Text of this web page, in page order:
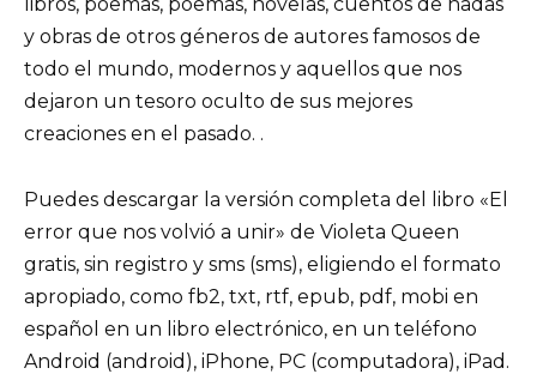
libros, poemas, poemas, novelas, cuentos de hadas
y obras de otros géneros de autores famosos de
todo el mundo, modernos y aquellos que nos
dejaron un tesoro oculto de sus mejores
creaciones en el pasado. .
Puedes descargar la versión completa del libro «El
error que nos volvió a unir» de Violeta Queen
gratis, sin registro y sms (sms), eligiendo el formato
apropiado, como fb2, txt, rtf, epub, pdf, mobi en
español en un libro electrónico, en un teléfono
Android (android), iPhone, PC (computadora), iPad.